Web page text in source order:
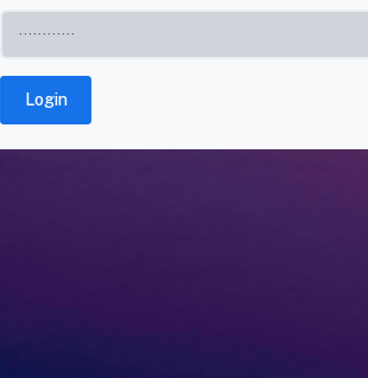
Login